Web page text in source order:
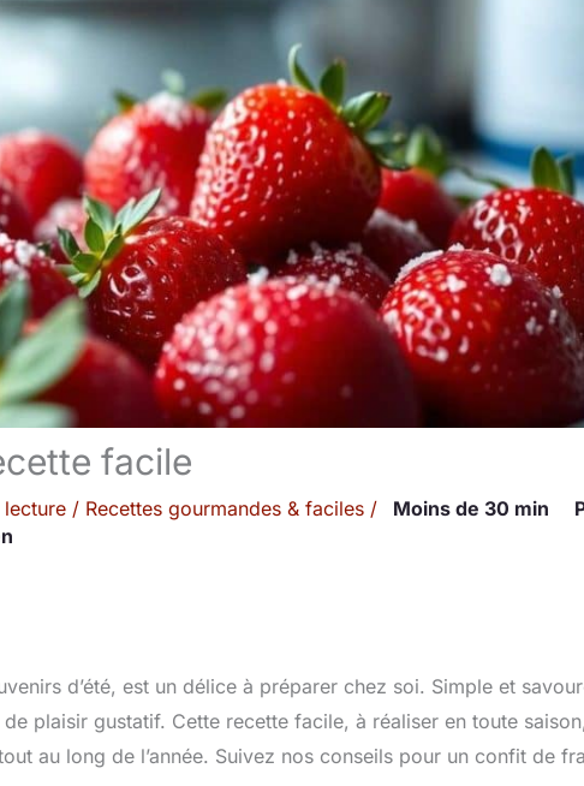
facile
lecture / Recettes gourmandes & faciles / Moins de 30 min
d’été, est un délice à préparer chez soi. Simple et
plaisir gustatif. Cette recette facile, à réaliser en toute
au long de l’année. Suivez nos conseils pour un confit de